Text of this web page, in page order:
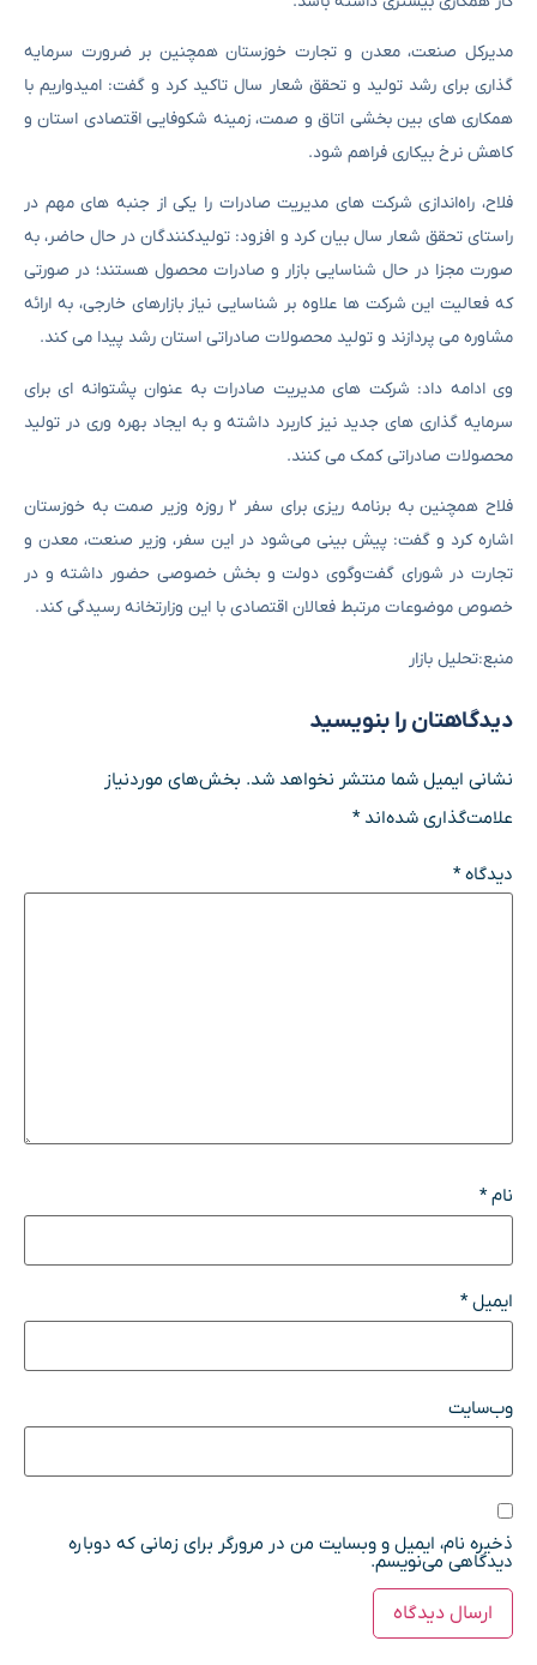
مدیرکل صنعت، معدن و تجارت خوزستان همچنین بر ضرورت سرمایه
گذاری برای رشد تولید و تحقق شعار سال تاکید کرد و گفت: امیدواریم با
همکاری های بین بخشی اتاق و صمت، زمینه شکوفایی اقتصادی استان و
کاهش نرخ بیکاری فراهم شود.
فلاح، راه‌اندازی شرکت های مدیریت صادرات را یکی از جنبه های مهم در
راستای تحقق شعار سال بیان کرد و افزود: تولیدکنندگان در حال حاضر، به
صورت مجزا در حال شناسایی بازار و صادرات محصول هستند؛ در صورتی
که فعالیت این شرکت ها علاوه بر شناسایی نیاز بازارهای خارجی، به ارائه
مشاوره می پردازند و تولید محصولات صادراتی استان رشد پیدا می کند.
وی ادامه داد: شرکت های مدیریت صادرات به عنوان پشتوانه ای برای
سرمایه گذاری های جدید نیز کاربرد داشته و به ایجاد بهره وری در تولید
محصولات صادراتی کمک می کنند.
فلاح همچنین به برنامه ریزی برای سفر ۲ روزه وزیر صمت به خوزستان
اشاره کرد و گفت: پیش بینی می‌شود در این سفر، وزیر صنعت، معدن و
تجارت در شورای گفت‌وگوی دولت و بخش خصوصی حضور داشته و در
خصوص موضوعات مرتبط فعالان اقتصادی با این وزارتخانه رسیدگی کند.
منبع:تحلیل بازار
دیدگاهتان را بنویسید
نشانی ایمیل شما منتشر نخواهد شد. بخش‌های موردنیاز
علامت‌گذاری شده‌اند*
دیدگاه*
نام*
ایمیل*
وب‌سایت
ذخیره نام، ایمیل و وبسایت من در مرورگر برای زمانی که دوباره
دیدگاهی می‌نویسم.